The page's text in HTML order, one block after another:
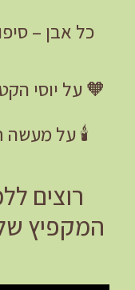
כל אבן –
🧡 על יוסי
🕯️ על מעשה
רוצים
המקפיץ